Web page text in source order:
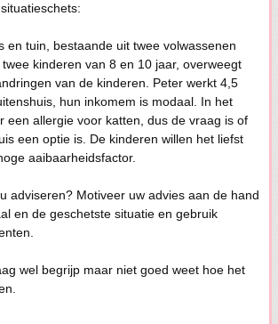
en tuin, bestaande uit twee volwassenen
kinderen van 8 en 10 jaar, overweegt
van de kinderen. Peter werkt 4,5
hun inkomem is modaal. In het
een allergie voor katten, dus de vraag is of
een optie is. De kinderen willen het liefst
aaibaarheidsfactor.
adviseren? Motiveer uw advies aan de hand
en de geschetste situatie en gebruik
wel begrijp maar niet goed weet hoe het